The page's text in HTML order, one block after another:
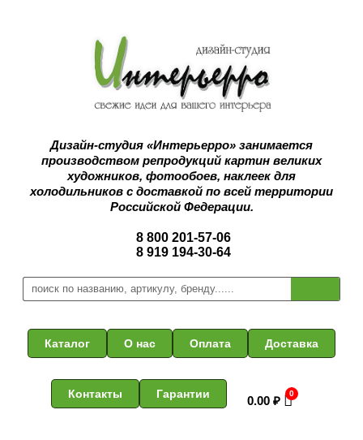
Дизайн-студия «Интерьерро» занимается
производством репродукций картин великих
художников, фотообоев, наклеек для
холодильников с доставкой по всей территории
Российской Федерации.
8 800 201-57-06
8 919 194-30-64
Каталог О нас Оплата Доставка
Контакты Гарантии 0.00 ₽